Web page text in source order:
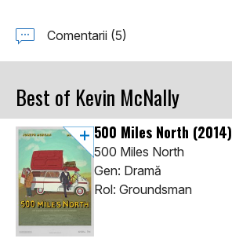
Comentarii (5)
Best of Kevin McNally
500 Miles North (2014)
500 Miles North
Gen: Dramă
Rol: Groundsman